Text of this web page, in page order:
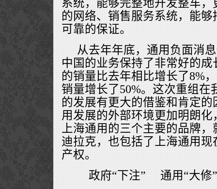
系统，能够完整地开发整车
的网络、销售服务系统，能
可靠的保证。
从去年年底，通用负面消
中国的业务保持了非常好的
的销量比去年相比增长了8%
销量增长了50%。这次重组在
的发展有更大的借鉴和肯定
用发展的外部环境更加明朗
上海通用的三个主要的品牌
迪拉克，也包括了上海通用
产权。
政府“下注” 通用“大修”